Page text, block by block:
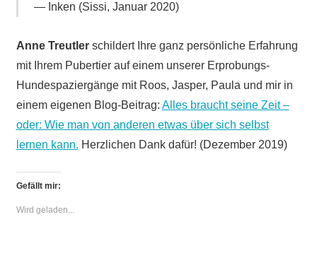
Inken (Sissi, Januar 2020)
Anne Treutlerschildert Ihre ganz persönliche Erfahrung
mit Ihrem Pubertier auf einem unserer Erprobungs-
Hundespaziergänge mit Roos, Jasper, Paula und mir in
einem eigenen Blog-Beitrag: Alles braucht seine Zeit –
oder: Wie man von anderen etwas über sich selbst
lernen kann. Herzlichen Dank dafür! (Dezember 2019)
Gefällt mir:
Wird geladen...